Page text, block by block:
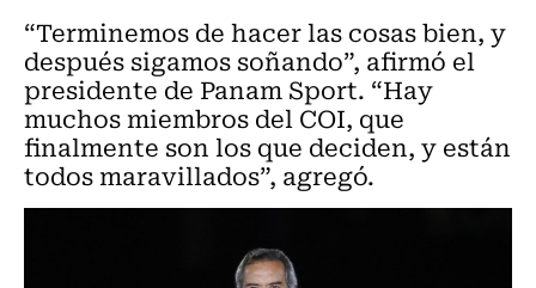
“Terminemos de hacer las cosas bien, y
después sigamos soñando”, afirmó el
presidente de Panam Sport. “Hay
muchos miembros del COI, que
finalmente son los que deciden, y están
todos maravillados”, agregó.